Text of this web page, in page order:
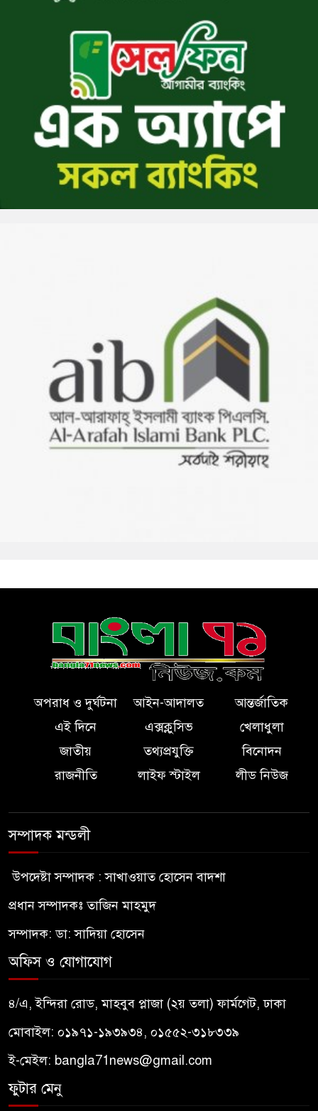
অপরাধ ও দুর্ঘটনা আইন-আদালত
আন্তর্জাতিক
এই দিনে
এক্সক্লুসিভ
খেলাধুলা
জাতীয়
তথ্যপ্রযুক্তি
বিনোদন
রাজনীতি
লাইফ স্টাইল লীড নিউজ
সম্পাদক মন্ডলী
উপদেষ্টা সম্পাদক : সাখাওয়াত হোসেন বাদশা
প্রধান সম্পাদকঃ তাজিন মাহমুদ
সম্পাদক: ডা: সাদিয়া হোসেন
অফিস ও যোগাযোগ
৪/এ, ইন্দিরা রোড, মাহবুব প্লাজা (২য় তলা) ফার্মগেট, ঢাকা
মোবাইল: ০১৯৭১-১৯৩৯৩৪, ০১৫৫২-৩১৮৩৩৯
ই-মেইল: bangla71news@gmail.com
ফুটার মেনু